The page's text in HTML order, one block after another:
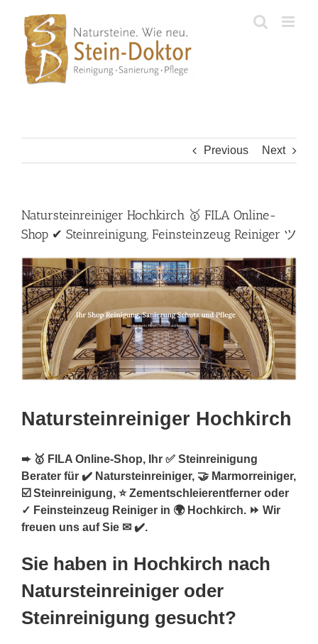
content
Previous Next
Natursteinreiniger Hochkirch 🥇 FILA Online-
Shop ✔ Steinreinigung, Feinsteinzeug Reiniger ツ
Natursteinreiniger Hochkirch
➨ 🥇 FILA Online-Shop, Ihr ✅ Steinreinigung
Berater für ✔️ Natursteinreiniger, 🤝 Marmorreiniger,
☑️ Steinreinigung, ⭐ Zementschleierentferner oder
✓ Feinsteinzeug Reiniger in 🌍 Hochkirch. ⏩ Wir
freuen uns auf Sie ✉ ✔️.
Sie haben in Hochkirch nach
Natursteinreiniger oder
Steinreinigung gesucht?